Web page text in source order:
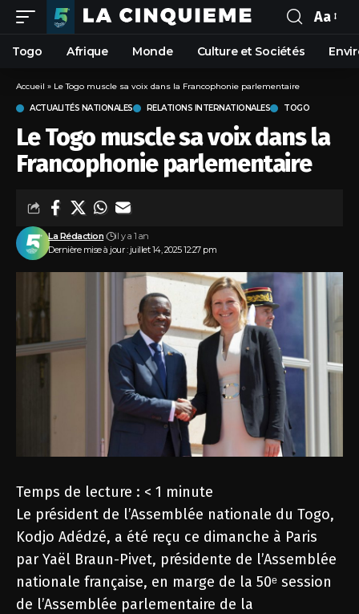
Aa
Togo Afrique Monde Culture et Sociétés
Accueil » Le Togo muscle sa voix dans la Francophonie parlementaire
ACTUALITÉS NATIONALES RELATIONS INTERNATIONALES TOGO
Le Togo muscle sa voix dans la
Francophonie parlementaire
Dernière mise à jour : juillet 14, 2025 12:27 pm
La Rédaction il y a 1 an
Temps de lecture : < 1 minute
Le président de l’Assemblée nationale du Togo,
Kodjo Adédzé, a été reçu ce dimanche à Paris
par Yaël Braun-Pivet, présidente de l’Assemblée
nationale française, en marge de la 50ᵉ session
de l’Assemblée parlementaire de la